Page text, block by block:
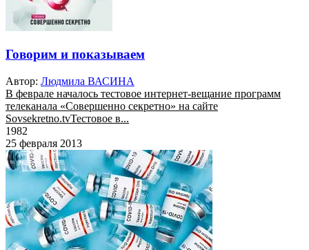
Говорим и показываем
Автор: Людмила ВАСИНА
В феврале началось тестовое интернет-вещание программ
телеканала «Совершенно секретно» на сайте
Sovsekretno.tvТестовое в...
1982
25 февраля 2013